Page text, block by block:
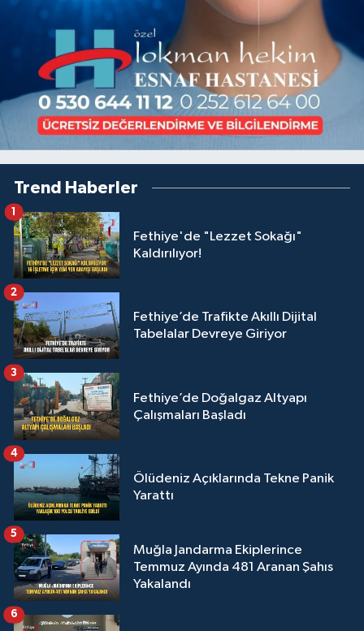
Trend Haberler
Fethiye'de "Lezzet Sokağı"
Kaldırılıyor!
1
Fethiye’de Trafikte Akıllı Dijital
Tabelalar Devreye Giriyor
2
Fethiye’de Doğalgaz Altyapı
Çalışmaları Başladı
3
Ölüdeniz Açıklarında Tekne Panik
Yarattı
4
Muğla Jandarma Ekiplerince
Temmuz Ayında 481 Aranan Şahıs
Yakalandı
5
6